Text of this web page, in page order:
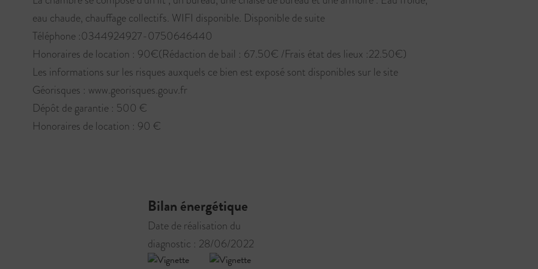
eau chaude, chauffage collectifs. WIFI disponible. Disponible de suite
Téléphone :0344924927-0750646440
Honoraires de location : 90€(Rédaction de bail : 67.50€ /Frais état des lieux :22.50€)
Les informations sur les risques auxquels ce bien est exposé sont disponibles sur le site
Géorisques : www.georisques.gouv.fr
Dépôt de garantie : 500 €
Honoraires de location : 90 €
Bilan énergétique
Date de réalisation du
diagnostic : 28/06/2022